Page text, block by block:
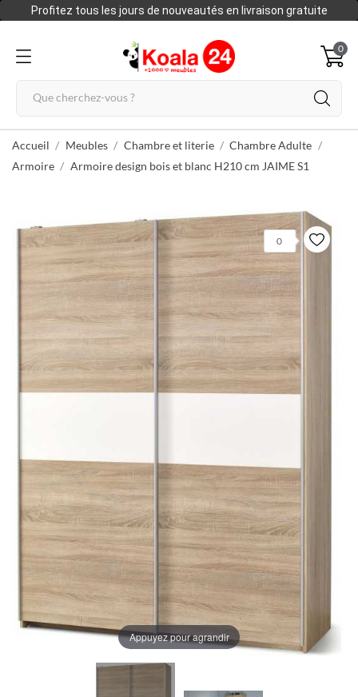
Profitez tous les jours de nouveautés en livraison gratuite
0
Accueil Meubles Chambre et literie
Chambre Adulte
Armoire
Armoire design bois et blanc H210 cm JAIME S1
Appuyez pour agrandir
0